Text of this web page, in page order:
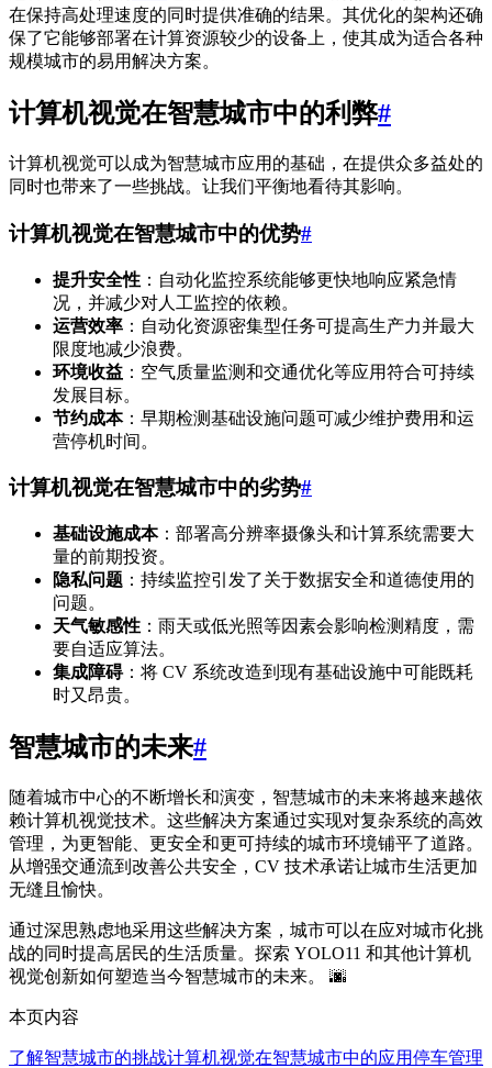
在保持高处理速度的同时提供准确的结果。其优化的架构还确
保了它能够部署在计算资源较少的设备上，使其成为适合各种
规模城市的易用解决方案。
计算机视觉在智慧城市中的利弊#
计算机视觉可以成为智慧城市应用的基础，在提供众多益处的
同时也带来了一些挑战。让我们平衡地看待其影响。
计算机视觉在智慧城市中的优势#
提升安全性 ：自动化监控系统能够更快地响应紧急情
况，并减少对人工监控的依赖。
运营效率 ：自动化资源密集型任务可提高生产力并最大
限度地减少浪费。
环境收益 ：空气质量监测和交通优化等应用符合可持续
发展目标。
节约成本：早期检测基础设施问题可减少维护费用和运
营停机时间。
计算机视觉在智慧城市中的劣势#
基础设施成本：部署高分辨率摄像头和计算系统需要大
量的前期投资。
隐私问题 ：持续监控引发了关于数据安全和道德使用的
问题。
天气敏感性 ：雨天或低光照等因素会影响检测精度，需
要自适应算法。
集成障碍：将 CV 系统改造到现有基础设施中可能既耗
时又昂贵。
智慧城市的未来#
随着城市中心的不断增长和演变，智慧城市的未来将越来越依
赖计算机视觉技术。这些解决方案通过实现对复杂系统的高效
管理，为更智能、更安全和更可持续的城市环境铺平了道路。
从增强交通流到改善公共安全，CV 技术承诺让城市生活更加
无缝且愉快。
通过深思熟虑地采用这些解决方案，城市可以在应对城市化挑
战的同时提高居民的生活质量。探索 YOLO11 和其他计算机
视觉创新如何塑造当今智慧城市的未来。 🌆
本页内容
了解智慧城市的挑战计算机视觉在智慧城市中的应用停车管理